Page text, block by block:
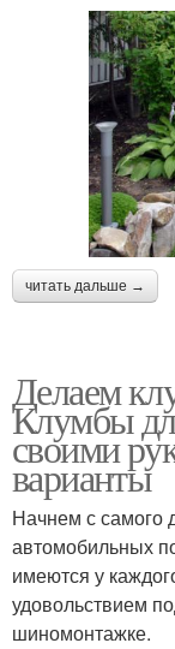
читать дальше →
Делаем
Клумбы
своими
варианты
Начнем с самого
автомобильных
имеются у
удовольствием
шиномонтажке.